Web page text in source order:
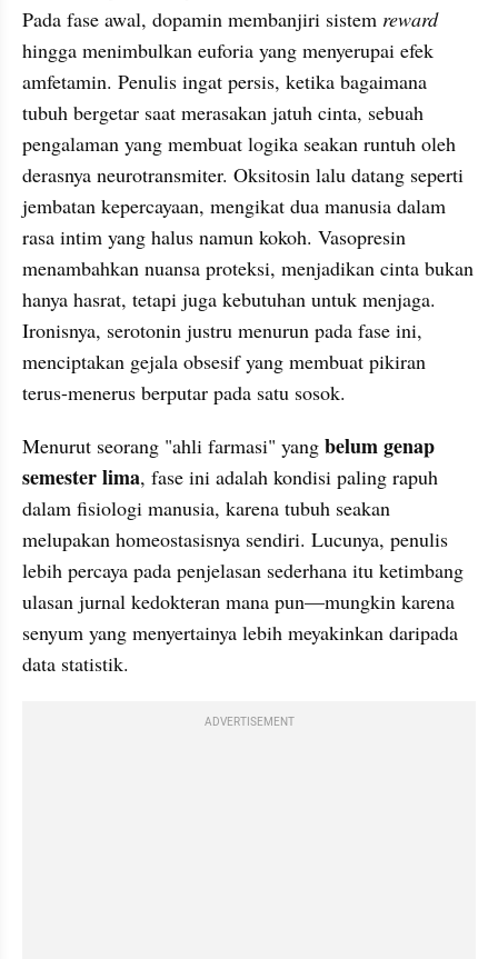
Pada fase awal, dopamin membanjiri sistem reward
hingga menimbulkan euforia yang menyerupai efek
amfetamin. Penulis ingat persis, ketika bagaimana
tubuh bergetar saat merasakan jatuh cinta, sebuah
pengalaman yang membuat logika seakan runtuh oleh
derasnya neurotransmiter. Oksitosin lalu datang seperti
jembatan kepercayaan, mengikat dua manusia dalam
rasa intim yang halus namun kokoh. Vasopresin
menambahkan nuansa proteksi, menjadikan cinta bukan
hanya hasrat, tetapi juga kebutuhan untuk menjaga.
Ironisnya, serotonin justru menurun pada fase ini,
menciptakan gejala obsesif yang membuat pikiran
terus-menerus berputar pada satu sosok.
Menurut seorang "ahli farmasi" yang belum genap
semester lima, fase ini adalah kondisi paling rapuh
dalam fisiologi manusia, karena tubuh seakan
melupakan homeostasisnya sendiri. Lucunya, penulis
lebih percaya pada penjelasan sederhana itu ketimbang
ulasan jurnal kedokteran mana pun—mungkin karena
senyum yang menyertainya lebih meyakinkan daripada
data statistik.
ADVERTISEMENT